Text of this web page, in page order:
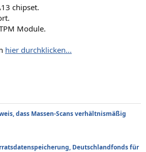
chipset.
Module.
hier durchklicken...
dass Massen-Scans verhältnismäßig
Deutschlandfonds für